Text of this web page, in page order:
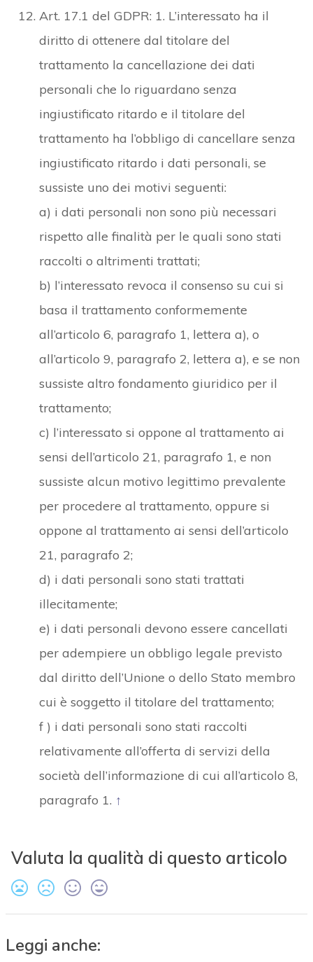
Art. 17.1 del GDPR: 1. L’interessato ha il
diritto di ottenere dal titolare del
trattamento la cancellazione dei dati
personali che lo riguardano senza
ingiustificato ritardo e il titolare del
trattamento ha l’obbligo di cancellare senza
ingiustificato ritardo i dati personali, se
sussiste uno dei motivi seguenti:
a) i dati personali non sono più necessari
rispetto alle finalità per le quali sono stati
raccolti o altrimenti trattati;
b) l’interessato revoca il consenso su cui si
basa il trattamento conformemente
all’articolo 6, paragrafo 1, lettera a), o
all’articolo 9, paragrafo 2, lettera a), e se non
sussiste altro fondamento giuridico per il
trattamento;
c) l’interessato si oppone al trattamento ai
sensi dell’articolo 21, paragrafo 1, e non
sussiste alcun motivo legittimo prevalente
per procedere al trattamento, oppure si
oppone al trattamento ai sensi dell’articolo
21, paragrafo 2;
d) i dati personali sono stati trattati
illecitamente;
e) i dati personali devono essere cancellati
per adempiere un obbligo legale previsto
dal diritto dell’Unione o dello Stato membro
cui è soggetto il titolare del trattamento;
f ) i dati personali sono stati raccolti
relativamente all’offerta di servizi della
società dell’informazione di cui all’articolo 8,
paragrafo 1. ↑
Valuta la qualità di questo articolo
Leggi anche: